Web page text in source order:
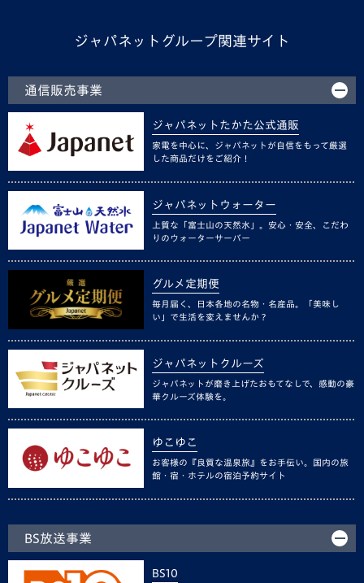
ジャパネットグループ関連サイト
通信販売事業
ジャパネットたかた公式通販
家電を中心に、ジャパネットが自信をもって厳選
した商品だけをご紹介！
ジャパネットウォーター
上質な「富士山の天然水」。安心・安全、こだわ
りのウォーターサーバー
グルメ定期便
毎月届く、日本各地の名物・名産品。「美味し
い」で生活を変えませんか？
ジャパネットクルーズ
ジャパネットが磨き上げたおもてなしで、感動の豪
華クルーズ体験を。
ゆこゆこ
お客様の『良質な温泉旅』をお手伝い。国内の旅
館・宿・ホテルの宿泊予約サイト
BS放送事業
BS10